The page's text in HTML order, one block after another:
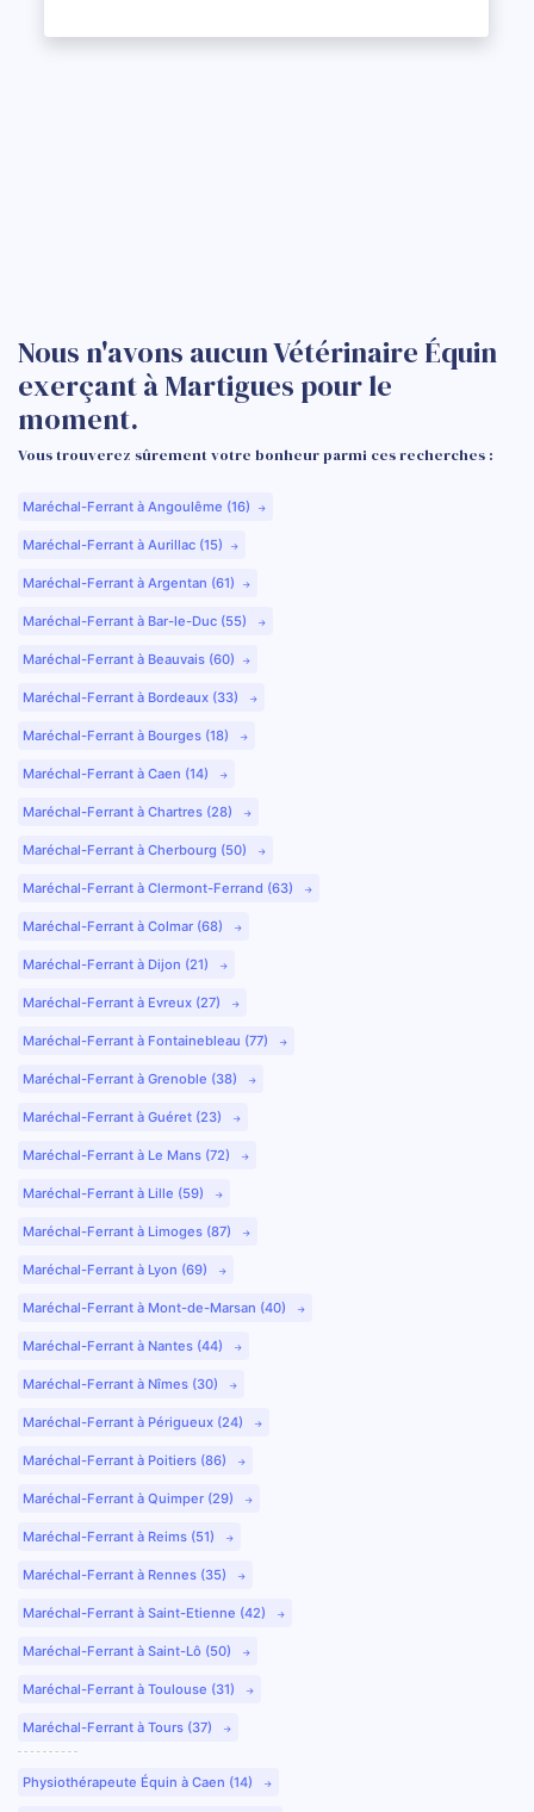
Nous n'avons aucun Vétérinaire Équin
exerçant à Martigues pour le
moment.
Vous trouverez sûrement votre bonheur parmi ces recherches :
Maréchal-Ferrant à Angoulême (16)
Maréchal-Ferrant à Aurillac (15)
Maréchal-Ferrant à Argentan (61)
Maréchal-Ferrant à Bar-le-Duc (55)
Maréchal-Ferrant à Beauvais (60)
Maréchal-Ferrant à Bordeaux (33)
Maréchal-Ferrant à Bourges (18)
Maréchal-Ferrant à Caen (14)
Maréchal-Ferrant à Chartres (28)
Maréchal-Ferrant à Cherbourg (50)
Maréchal-Ferrant à Clermont-Ferrand (63)
Maréchal-Ferrant à Colmar (68)
Maréchal-Ferrant à Dijon (21)
Maréchal-Ferrant à Evreux (27)
Maréchal-Ferrant à Fontainebleau (77)
Maréchal-Ferrant à Grenoble (38)
Maréchal-Ferrant à Guéret (23)
Maréchal-Ferrant à Le Mans (72)
Maréchal-Ferrant à Lille (59)
Maréchal-Ferrant à Limoges (87)
Maréchal-Ferrant à Lyon (69)
Maréchal-Ferrant à Mont-de-Marsan (40)
Maréchal-Ferrant à Nantes (44)
Maréchal-Ferrant à Nîmes (30)
Maréchal-Ferrant à Périgueux (24)
Maréchal-Ferrant à Poitiers (86)
Maréchal-Ferrant à Quimper (29)
Maréchal-Ferrant à Reims (51)
Maréchal-Ferrant à Rennes (35)
Maréchal-Ferrant à Saint-Etienne (42)
Maréchal-Ferrant à Saint-Lô (50)
Maréchal-Ferrant à Toulouse (31)
Maréchal-Ferrant à Tours (37)
Physiothérapeute Équin à Caen (14)